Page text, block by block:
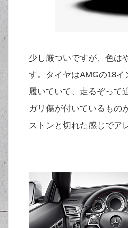
少し厳ついですが、色は
す。タイヤはAMGの18イ
履いていて、走るぞって
ガリ傷が付いているもの
ストンと切れた感じでア